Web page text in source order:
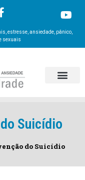
estresse, ansiedade, pânico,
sexuais
Suicídio
do Suicídio